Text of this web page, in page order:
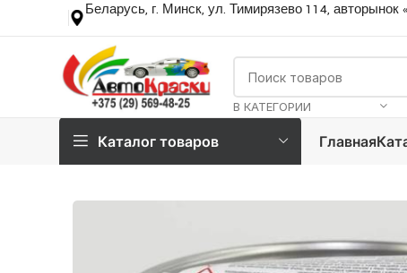
Беларусь, г. Минск, ул. Тимирязево 114, авторынок
В КАТЕГОРИИ
Каталог товаров Главная